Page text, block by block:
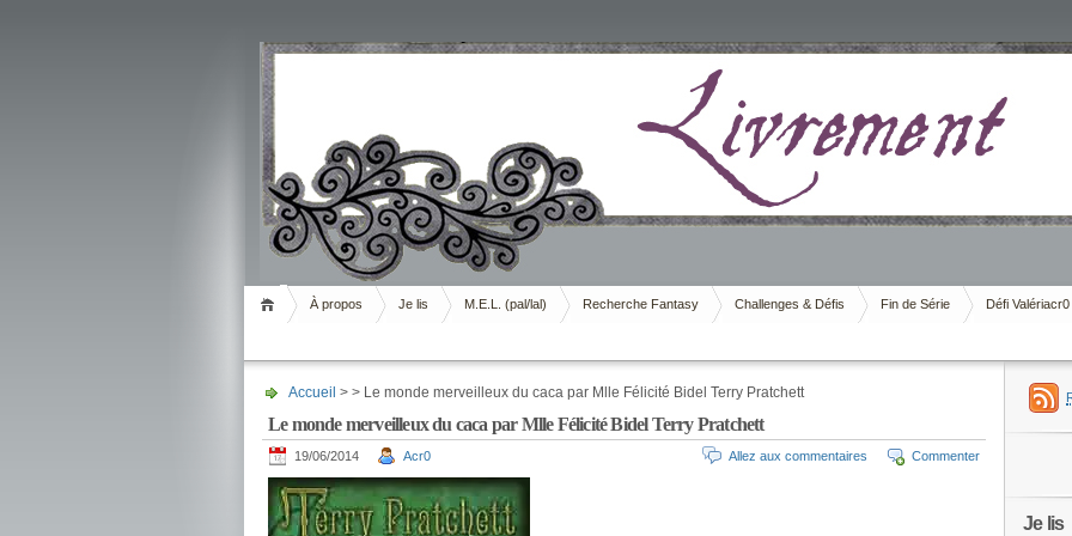
Livrement
À propos Je lis M.E.L. (pal/lal) Recherche Fantasy Challenges & Défis Fin de Série Défi Valériacr0
Accueil > > Le monde merveilleux du caca par Mlle Félicité Bidel Terry Pratchett
Le monde merveilleux du caca par Mlle Félicité Bidel Terry Pratchett
19/06/2014 Acr0 Commenter
Allez aux commentaires
Je lis